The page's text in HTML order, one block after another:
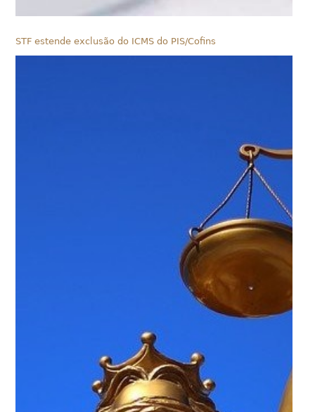
STF estende exclusão do ICMS do PIS/Cofins